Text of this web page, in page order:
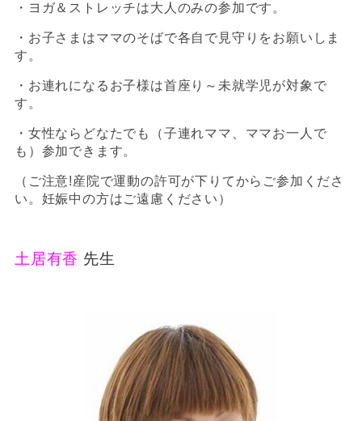
・ヨガ＆ストレッチは大人のみの参加です。
・お子さまはママのそばで各自で見守りをお願いしま
す。
・お連れになるお子様は首座り～未就学児が対象で
す。
・女性ならどなたでも（子連れママ、ママお一人で
も）参加できます。
（ご注意!産院で運動の許可が下りてからご参加くださ
い。妊娠中の方はご遠慮ください）
土居有香 先生